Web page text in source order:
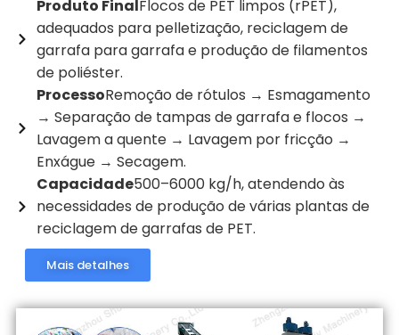
Produto FinalFlocos de PET limpos (rPET),
adequados para pelletização, reciclagem de
garrafa para garrafa e produção de filamentos
de poliéster.
ProcessoRemoção de rótulos → Esmagamento
→ Separação de tampas de garrafa e flocos →
Lavagem a quente → Lavagem por fricção →
Enxágue → Secagem.
Capacidade500–6000 kg/h, atendendo às
necessidades de produção de várias plantas de
reciclagem de garrafas de PET.
Mais detalhes